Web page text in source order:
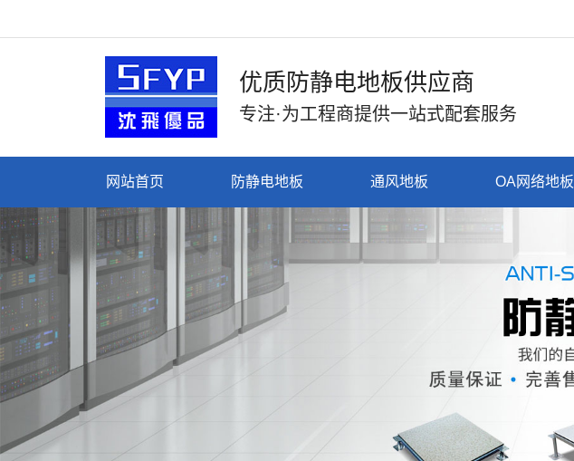
优质防静电地板供应商
专注·为工程商提供一站式配套服务
网站首页 防静电地板 通风地板 OA网络地板